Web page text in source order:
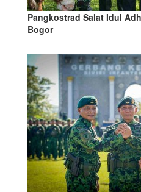
Pangkostrad Salat Idul
Bogor